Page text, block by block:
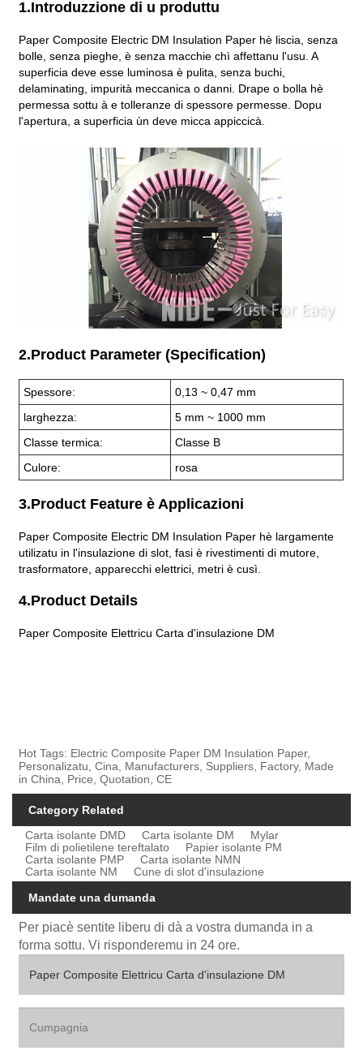
1.Introduzzione di u produttu
Paper Composite Electric DM Insulation Paper hè liscia, senza
bolle, senza pieghe, è senza macchie chì affettanu l'usu. A
superficia deve esse luminosa è pulita, senza buchi,
delaminating, impurità meccanica o danni. Drape o bolla hè
permessa sottu à e tolleranze di spessore permesse. Dopu
l'apertura, a superficia ùn deve micca appiccicà.
2.Product Parameter (Specification)
Spessore:
0,13 ~ 0,47 mm
larghezza:
5 mm ~ 1000 mm
Classe termica:
Classe B
Culore:
rosa
3.Product Feature è Applicazioni
Paper Composite Electric DM Insulation Paper hè largamente
utilizatu in l'insulazione di slot, fasi è rivestimenti di mutore,
trasformatore, apparecchi elettrici, metri è cusì.
4.Product Details
Paper Composite Elettricu Carta d'insulazione DM
Hot Tags: Electric Composite Paper DM Insulation Paper,
Personalizatu, Cina, Manufacturers, Suppliers, Factory, Made
in China, Price, Quotation, CE
Category Related
Carta isolante DMD
Carta isolante DM
Mylar
Film di polietilene tereftalato
Papier isolante PM
Carta isolante PMP
Carta isolante NMN
Carta isolante NM
Cune di slot d'insulazione
Mandate una dumanda
Per piacè sentite liberu di dà a vostra dumanda in a
forma sottu. Vi risponderemu in 24 ore.